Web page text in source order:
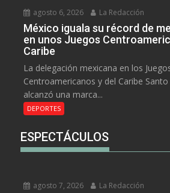
agosto 6, 2026 La Redacción
México iguala su récord de
en unos Juegos
Caribe
La delegación mexicana en los
Centroamericanos y del Caribe
alcanzó una marca...
DEPORTES
ESPECTÁCULOS
agosto 7, 2026 La Redacción